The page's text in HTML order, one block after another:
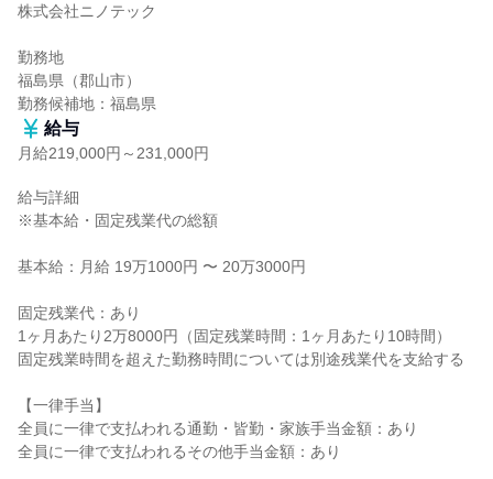
株式会社ニノテック
勤務地
福島県（郡山市）
勤務候補地：福島県
給与
月給219,000円～231,000円
給与詳細
※基本給・固定残業代の総額
基本給：月給 19万1000円 〜 20万3000円
固定残業代：あり
1ヶ月あたり2万8000円（固定残業時間：1ヶ月あたり10時間）
固定残業時間を超えた勤務時間については別途残業代を支給する
【一律手当】
全員に一律で支払われる通勤・皆勤・家族手当金額：あり
全員に一律で支払われるその他手当金額：あり